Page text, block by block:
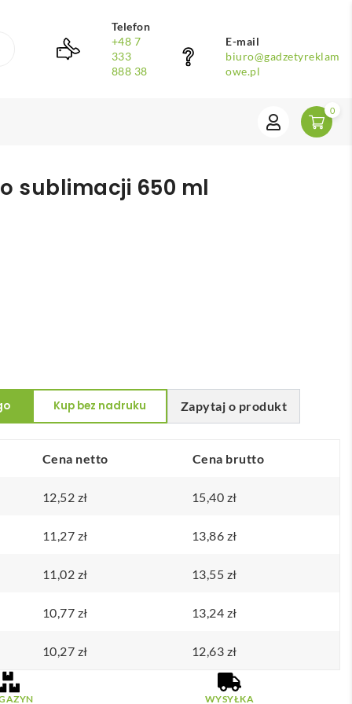
Telefon
+48 7
333
888 38
E-mail
biuro@gadzetyreklam
owe.pl
0
sublimacji 650 ml
Zapytaj o produkt
Kup bez nadruku
Cena netto Cena brutto
12,52 zł 15,40 zł
11,27 zł 13,86 zł
11,02 zł 13,55 zł
10,77 zł 13,24 zł
10,27 zł 12,63 zł
WYSYŁKA